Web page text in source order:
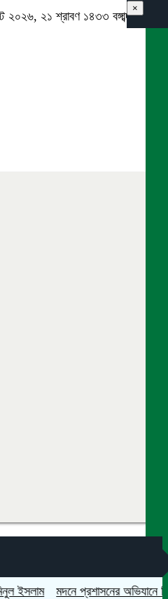
২১ শ্রাবণ ১৪৩৩ বঙ্গাব্দ
মদনে প্রশাসনের অভিযানে
×